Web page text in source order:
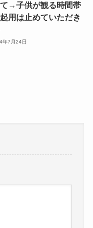
→子供が観る時間帯
用は止めていただき
年7月24日